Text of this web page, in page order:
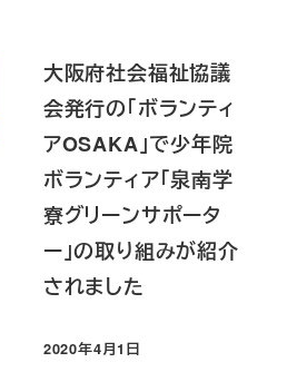
大阪府社会福祉協議
会発行の「ボランティ
アOSAKA」で少年院
ボランティア「泉南学
寮グリーンサポータ
ー」の取り組みが紹介
されました
投稿日
2020年4月1日